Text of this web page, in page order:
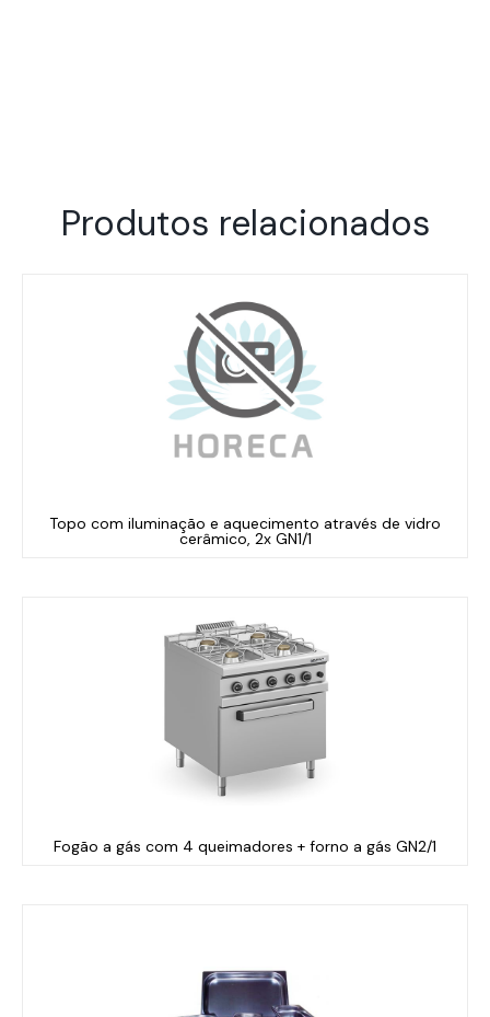
Produtos relacionados
Topo com iluminação e aquecimento através de vidro
cerâmico, 2x GN1/1
Fogão a gás com 4 queimadores + forno a gás GN2/1